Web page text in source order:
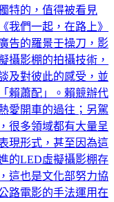
特的，值得被看見
我們一起，在路上》
告的羅景壬操刀，影
攝影棚的拍攝技術，
及對彼此的感受，並
賴蕭配」。賴競辦代
愛開車的過往；另駕
很多領域都有大量呈
現形式，甚至因為這
的LED虛擬攝影棚存
這也是文化部努力協
路電影的手法運用在